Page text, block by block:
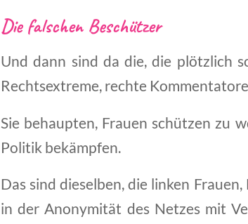
Die falschen Beschützer
Und dann sind da die, die plötzlich
Rechtsextreme, rechte
Sie behaupten, Frauen schützen zu
Politik bekämpfen.
Das sind dieselben, die linken
in der Anonymität des Netzes mit